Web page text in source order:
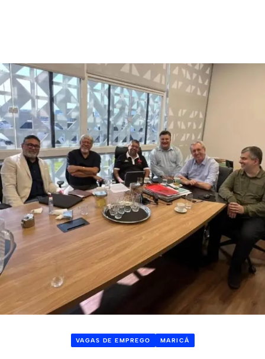
VAGAS DE EMPREGO MARICÁ